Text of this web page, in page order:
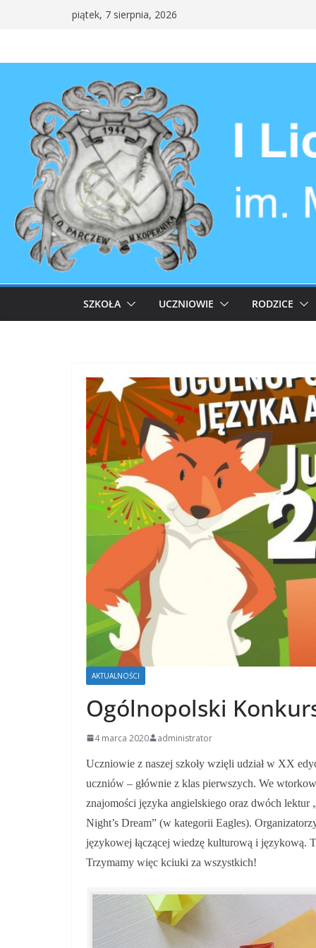
piątek, 7 sierpnia, 2026
SZKOŁA UCZNIOWIE RODZICE
AKTUALNOŚCI
Ogólnopolski
4 marca 2020 administrator
Uczniowie z naszej szkoły wzięli udział w XX
uczniów – głównie z klas pierwszych. We
znajomości języka angielskiego oraz dwóch
Night’s Dream” (w kategorii Eagles).
językowej łączącej wiedzę kulturową i językową.
Trzymamy więc kciuki za wszystkich!